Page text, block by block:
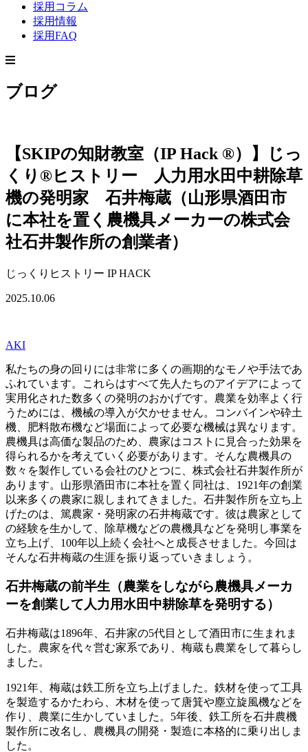
採用コラム
採用情報
採用FAQ
ブログ
【SKIPの知財教室（IP Hack ®）】じっ
くり®ヒストリー 人力用水田中耕除草
機の発明家 石井梅蔵（山形県酒田市
に本社を置く農機具メーカーの株式会
社石井製作所の創業者）
じっくりヒストリー IP HACK
2025.10.06
AKI
私たちの身の回りには非常に多くの画期的なモノや手法であ
ふれています。これらはすべて先人たちのアイデアによって
実用化された数多くの発明のおかげです。農業を効率よく行
うためには、機械の導入が欠かせません。コンバインや砕土
機、肥料散布機など場面によって必要な機械は異なります。
農機具は高価な製品のため、農家はコストに見合った効果を
得られるかを考えていく必要があります。そんな農機具の
数々を製作している会社のひとつに、株式会社石井製作所が
あります。山形県酒田市に本社を置く同社は、1921年の創業
以来多くの農家に親しまれてきました。石井製作所を立ち上
げたのは、篤農家・発明家の石井梅蔵です。彼は農家として
の経験を生かして、除草機などの農機具などを発明し事業を
立ち上げ、100年以上続く会社へと成長させました。今回は
そんな石井梅蔵の生涯を振り返っていきましょう。
石井梅蔵の前半生（農業をしながら農機具メーカ
ーを創業して人力用水田中耕除草を発明する）
石井梅蔵は1896年、石井家の5代目として酒田市に生まれま
した。農家を代々営む家系であり、梅蔵も農業をして暮らし
ました。
1921年、梅蔵は鉄工所を立ち上げました。鉄材を使って工具
を製造するかたわら、木材を使って唐箕や塵立旋風機などを
作り、農業に生かしていました。5年後、鉄工所を石井農機
製作所に改名し、農機具の開発・製造に本格的に乗り出しま
した。